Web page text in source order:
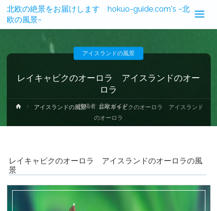
北欧の絶景をお届けします hokuo-guide.com's ~北
欧の風景~
レイキャビクのオーロラ アイスランドのオー
ロラ
投稿者: 北欧ガイド
アイスランドの風景
ホ
ム
アイスランドの風景
レイキャビクのオーロラ アイスランド
のオーロラ
レイキャビクのオーロラ アイスランドのオーロラの風
景